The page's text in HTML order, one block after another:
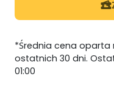
*Średnia cena
ostatnich 30 dni.
01:00